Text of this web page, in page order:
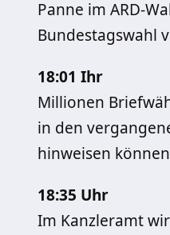
Panne im ARD-
Bundestagswahl
18:01 Ihr
Millionen
in den
hinweisen
18:35 Uhr
Im Kanzleramt